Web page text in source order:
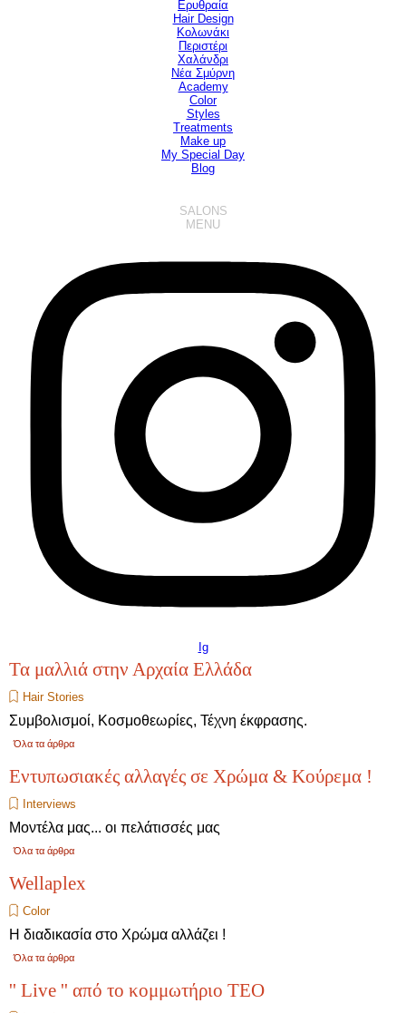
Ερυθραία
Hair Design▼
Κολωνάκι
Περιστέρι
Χαλάνδρι
Νέα Σμύρνη
Academy
Color
Styles
Treatments
Make up
My Special Day
Blog
SALONS
MENU
Ig
Τα μαλλιά στην Αρχαία Ελλάδα
Hair Stories
Συμβολισμοί, Κοσμοθεωρίες, Τέχνη έκφρασης.
Όλα τα άρθρα
Εντυπωσιακές αλλαγές σε Χρώμα & Κούρεμα !
Interviews
Μοντέλα μας... οι πελάτισσές μας
Όλα τα άρθρα
Wellaplex
Color
Η διαδικασία στο Χρώμα αλλάζει !
Όλα τα άρθρα
'' Live '' από το κομμωτήριο ΤΕΟ